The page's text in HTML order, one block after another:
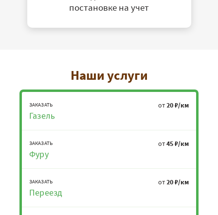
постановке на учет
Наши услуги
ЗАКАЗАТЬ
Газель
от20 ₽/км
ЗАКАЗАТЬ
Фуру
от45 ₽/км
ЗАКАЗАТЬ
Переезд
от20 ₽/км